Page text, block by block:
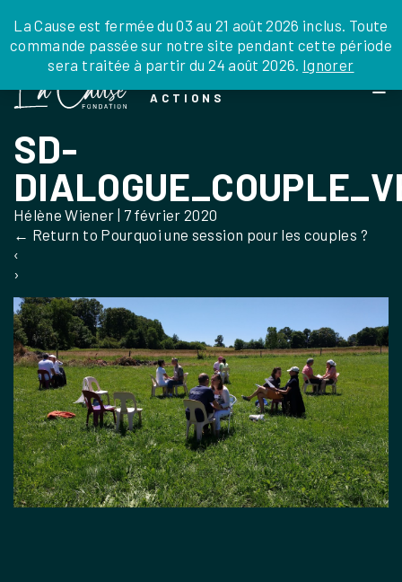
to
the
La Cause est fermée du 03 au 21 août 2026 inclus. Toute
commande passée sur notre site pendant cette période
sera traitée à partir du 24 août 2026. Ignorer
JE DONNE JE PARRAINE NOUS SOUTENIR
DEPUIS LA FRANCE
DEPUIS L’INTERNATIONAL
EN TANT QU’ORGANISATION
0 ARTICLE
ACTIONS
SD-
Hélène Wiener | 7 février 2020
← Return to Pourquoi une session pour les couples ?
‹
›